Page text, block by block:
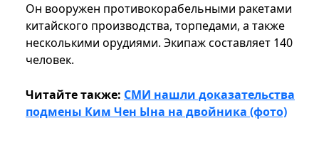
Он вооружен противокорабельными ракетами
китайского производства, торпедами, а также
несколькими орудиями. Экипаж составляет 140
человек.
Читайте также: СМИ нашли доказательства
подмены Ким Чен Ына на двойника (фото)